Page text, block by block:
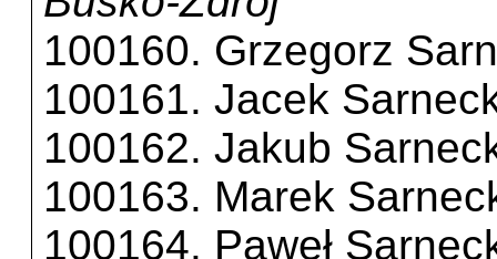
100160. Grzegorz
100161. Jacek
100162. Jakub
100163. Marek
100164. Paweł